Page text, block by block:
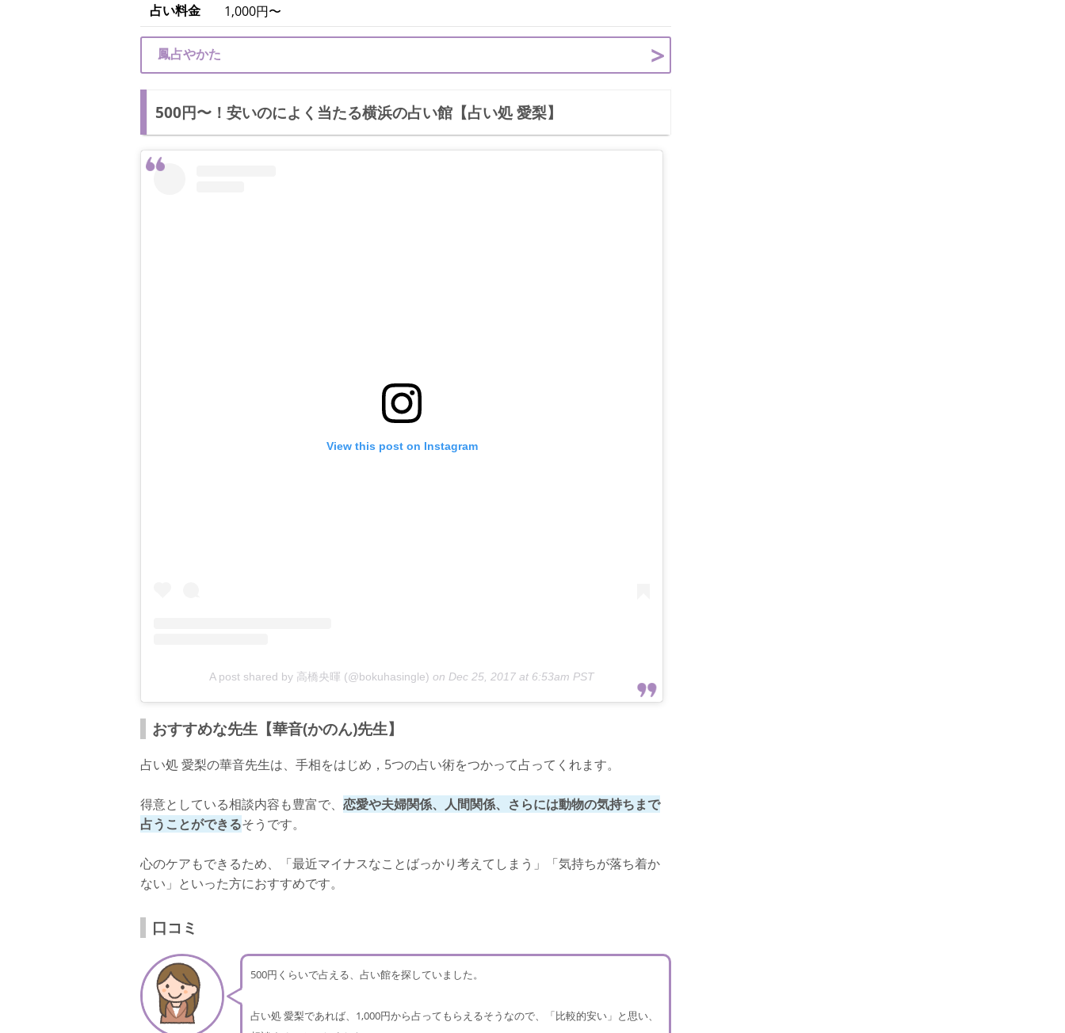
占い料金
1,000円〜
鳳占やかた
500円〜！安いのによく当たる横浜の占い館【占い処 愛梨】
View this post on Instagram
A post shared by 高橋央暉 (@bokuhasingle) on Dec 25, 2017 at 6:53am PST
おすすめな先生【華音(かのん)先生】
占い処 愛梨の華音先生は、手相をはじめ，5つの占い術をつかって占ってくれます。
得意としている相談内容も豊富で、 恋愛や夫婦関係、人間関係、さらには動物の気持ちまで
占うことができるそうです。
心のケアもできるため、「最近マイナスなことばっかり考えてしまう」「気持ちが落ち着か
ない」といった方におすすめです。
口コミ
500円くらいで占える、占い館を探していました。
占い処 愛梨であれば、1,000円から占ってもらえるそうなので、「比較的安い」と思い、